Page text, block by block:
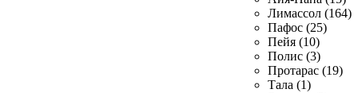
Лимассол (164)
Пафос (25)
Пейя (10)
Полис (3)
Протарас (19)
Тала (1)